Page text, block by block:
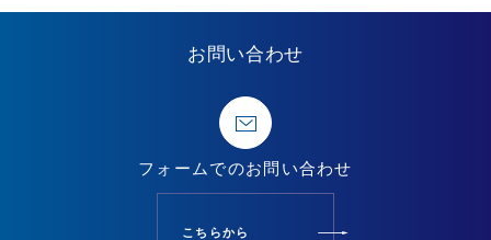
お問い合わせ
フォームでのお問い合わせ
こちらから